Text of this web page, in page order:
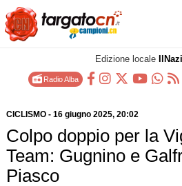
Edizione locale
Radio Alba
CICLISMO- 16 giugno 2025, 20:02
Colpo doppio per la
Team: Gugnino e
Piasco